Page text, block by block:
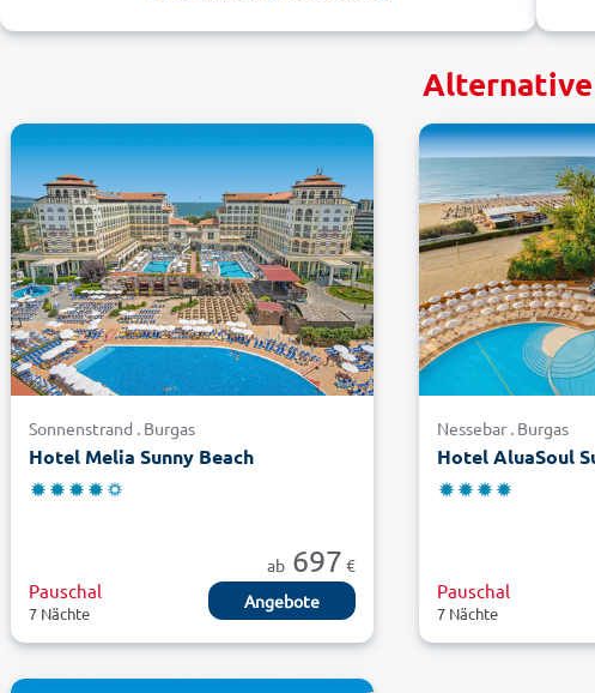
Alternative
Sonnenstrand . Burgas
Hotel Melia Sunny Beach
ab 697 €
Pauschal
7 Nächte
Angebote
Nessebar . Burgas
Hotel AluaSoul
Pauschal
7 Nächte